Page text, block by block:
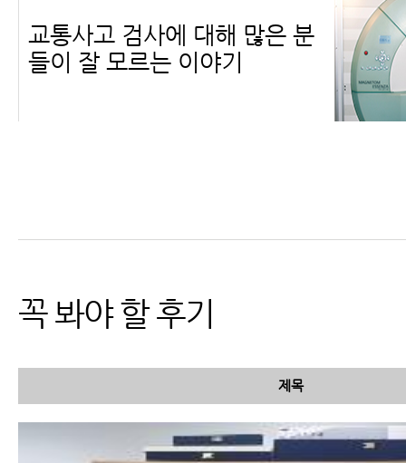
교통사고 검사에 대해 많은 분
들이 잘 모르는 이야기
사고검사에 대해 꼭 알아야 할
교통사고 병원비, 자동차보험
적용 가능
꼭 봐야 할 후기
제목